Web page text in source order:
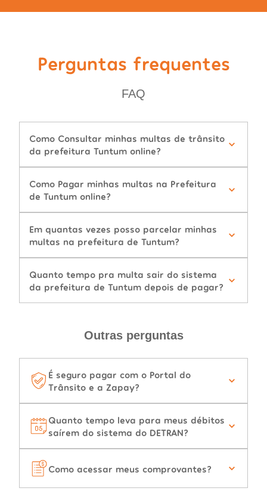
Perguntas frequentes
FAQ
Como Consultar minhas multas de trânsito
da prefeitura Tuntum online?
Como Pagar minhas multas na Prefeitura
de Tuntum online?
Em quantas vezes posso parcelar minhas
multas na prefeitura de Tuntum?
Quanto tempo pra multa sair do sistema
da prefeitura de Tuntum depois de pagar?
Outras perguntas
É seguro pagar com o Portal do
Trânsito e a Zapay?
Quanto tempo leva para meus débitos
saírem do sistema do DETRAN?
Como acessar meus comprovantes?